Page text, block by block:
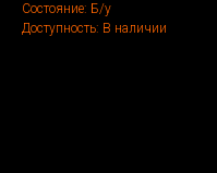
Состояние: Б/у
Доступность: В наличии